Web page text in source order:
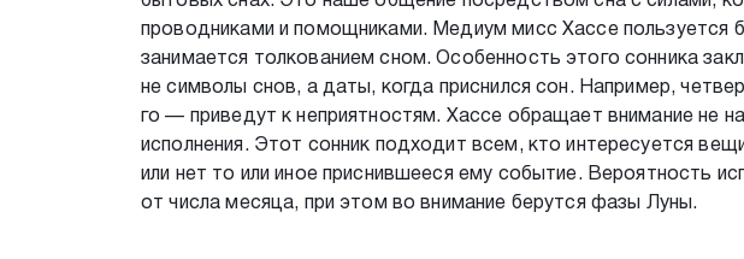
проводниками и помощниками. Медиум мисс Хассе пользуется
занимается толкованием сном. Особенность этого сонника
не символы снов, а даты, когда приснился сон. Например,
го — приведут к неприятностям. Хассе обращает внимание не
исполнения. Этот сонник подходит всем, кто интересуется
или нет то или иное приснившееся ему событие. Вероятность
от числа месяца, при этом во внимание берутся фазы Луны.